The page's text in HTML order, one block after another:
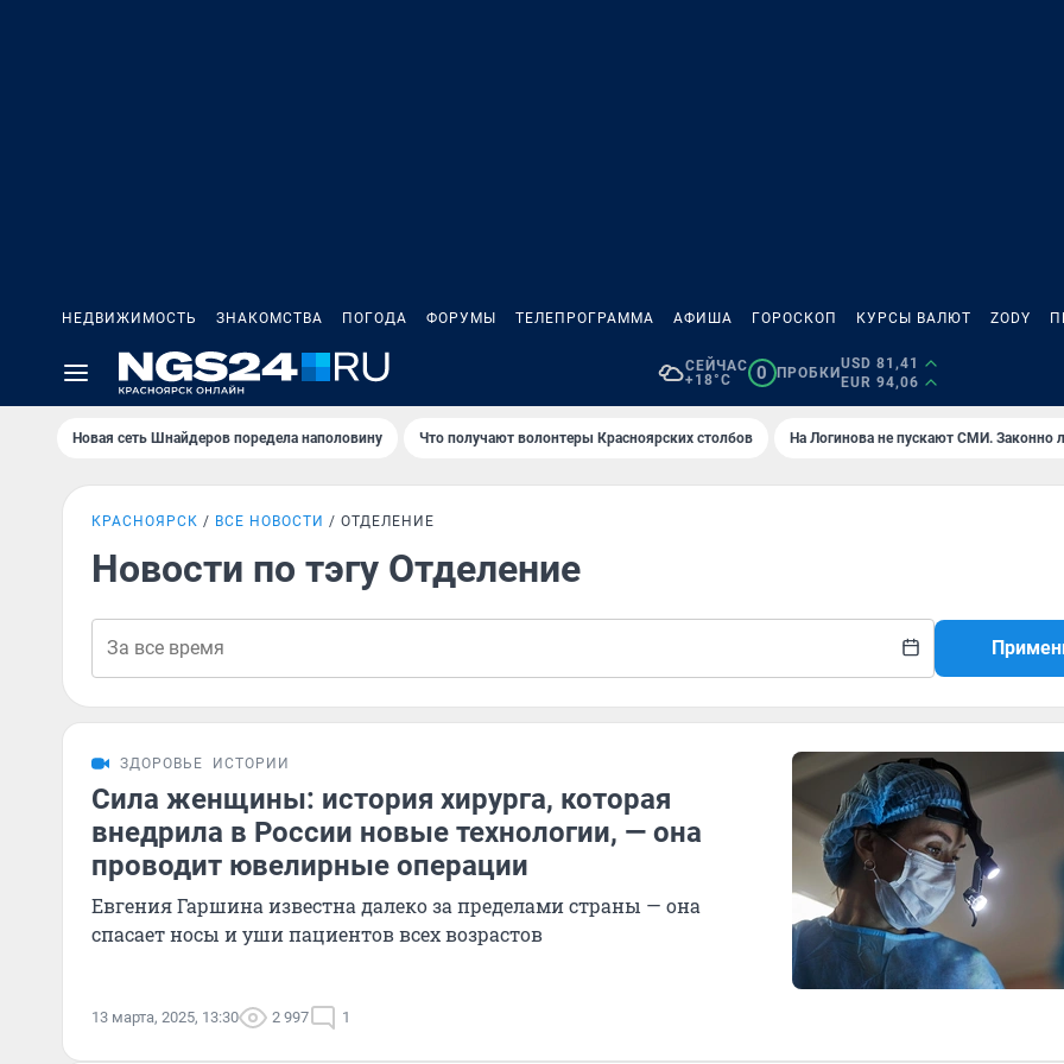
НЕДВИЖИМОСТЬ ЗНАКОМСТВА ПОГОДА ФОРУМЫ ТЕЛЕПРОГРАММА АФИША ГОРОСКОП КУРСЫ ВАЛЮТ ZODY
СЕЙЧАС
+18°C
0 ПРОБКИ
USD 81,41
EUR 94,06
Новая сеть Шнайдеров поредела наполовину Что получают волонтеры Красноярских столбов На Логинова не пускают СМИ. Законно
КРАСНОЯРСК ВСЕ НОВОСТИ ОТДЕЛЕНИЕ
Новости по тэгу Отделение
ЗДОРОВЬЕ ИСТОРИИ
Сила женщины: история хирурга, которая
внедрила в России новые технологии, — она
проводит ювелирные операции
Евгения Гаршина известна далеко за пределами страны — она
спасает носы и уши пациентов всех возрастов
13 марта, 2025, 13:30 2 997 1